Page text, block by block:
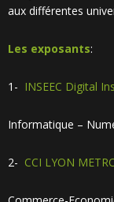
aux différentes
Les exposants:
1- INSEEC Digital
Informatique –
2- CCI LYON